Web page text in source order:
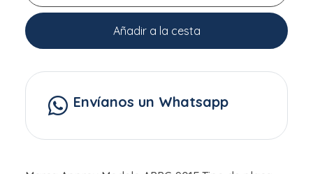
Añadir a la cesta
Envíanos un Whatsapp